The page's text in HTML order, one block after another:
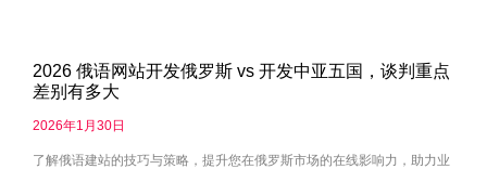
2026 俄语网站开发俄罗斯 vs 开发中亚五国，谈判重点
差别有多大
2026年1月30日
了解俄语建站的技巧与策略，提升您在俄罗斯市场的在线影响力，助力业